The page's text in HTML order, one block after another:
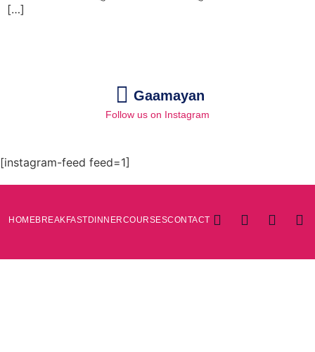
[…]
Gaamayan
Follow us on Instagram
[instagram-feed feed=1]
HOMEBREAKFASTDINNERCOURSESCONTACT